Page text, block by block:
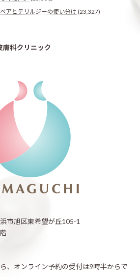
アとテリルジーの使い分け (23,327)
膚科クリニック
市旭区東希望が丘105-1
、オンライン予約の受付は9時半からで